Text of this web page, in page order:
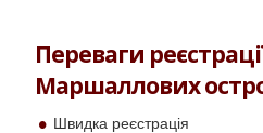
Переваги
Маршаллових
Швидка реєстрація